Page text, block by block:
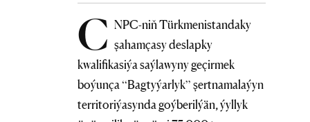
C NPC-niň Türkmenistandaky
şahamçasy deslapky
kwalifikasiýa saýlawyny geçirmek
boýunça “Bagtyýarlyk” şertnamalaýyn
territoriýasynda goýberilýän, ýyllyk